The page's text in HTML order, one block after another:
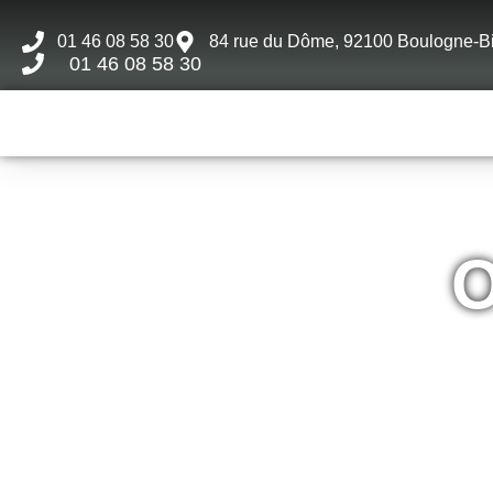
01 46 08 58 30 84 rue du Dôme, 92100 Boulogne-
01 46 08 58 30